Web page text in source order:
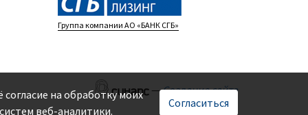
Группа компании АО «БАНК СГБ»
—Создание сайта
на обработку моих
веб-аналитики.
Согласиться